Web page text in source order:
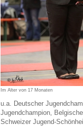
Im Alter von 17 Monaten
u.a. Deutscher
Jugendchampion,
Schweizer Jugend-